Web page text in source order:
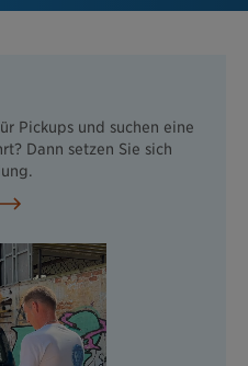
Pickups und suchen eine
Dann setzen Sie sich